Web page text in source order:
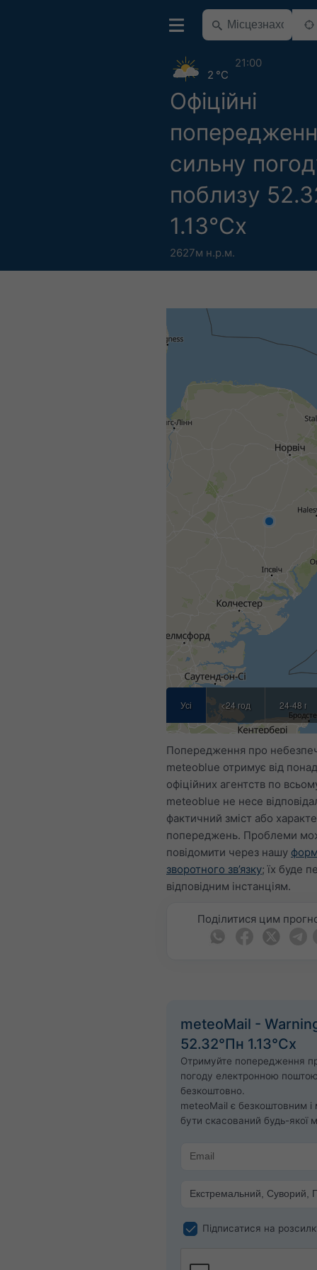
Офіційні
сильну
поблизу
1.13°Сх
2627м н.р.м.
2 °C
21:00
Усі <24 год 24-48 год
Попередження про
meteoblue отримує від
офіційних агентств по
meteoblue не несе
фактичний зміст або
попереджень. Проблеми
повідомити через нашу
зворотного зв’язку; їх буде
відповідним інстанціям.
Поділитися цим
meteoMail -
52.32°Пн 1.13°Сх
Отримуйте попередження
погоду електронною
безкоштовно.
meteoMail є безкоштовним
бути скасований будь-якої
Підписатися на